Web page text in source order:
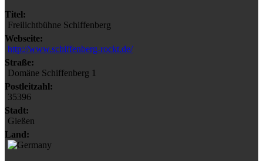
Titel:
Freilichtbühne Schiffenberg
Webseite:
http://www.schiffenberg-rockt.de/
Straße:
Domäne Schiffenberg 1
Postleitzahl:
35396
Stadt:
Gießen
Land: